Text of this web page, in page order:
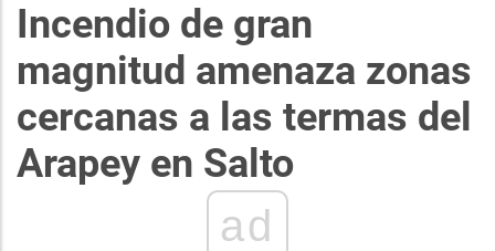
Incendio de gran
magnitud amenaza zonas
cercanas a las termas del
Arapey en Salto
ad